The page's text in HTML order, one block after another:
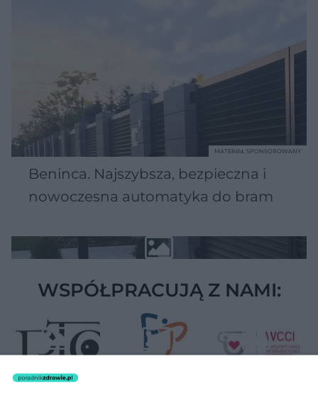
Beninca. Najszybsza, bezpieczna i
nowoczesna automatyka do bram
MATERIAŁ SPONSOROWANY
WSPÓŁPRACUJĄ Z NAMI: